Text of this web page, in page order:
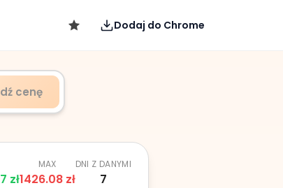
Dodaj do Chrome
cenę
zł
MAX
1426.08zł
DNI Z DANYMI
7